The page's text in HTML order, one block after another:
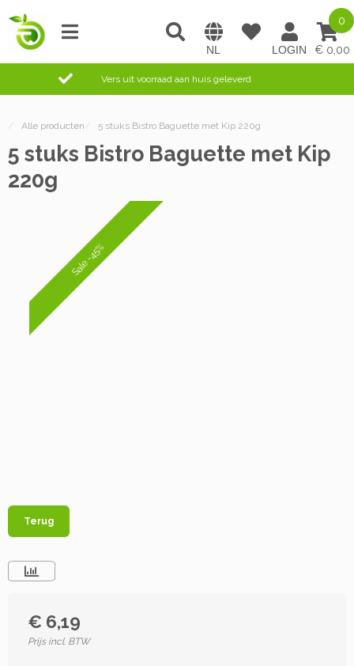
0,00
0
Vers uit voorraad aan huis geleverd
/ Alle producten / 5 stuks Bistro Baguette met Kip 220g
5 stuks Bistro Baguette met Kip
220g
Sale -45%
Terug
€ 6,19
Prijs incl. BTW